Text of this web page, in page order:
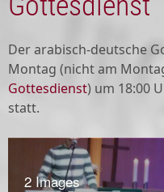
Der arabisch-deutsche
Montag (nicht am
Gottesdienst) um 18:00
statt.
2 Images